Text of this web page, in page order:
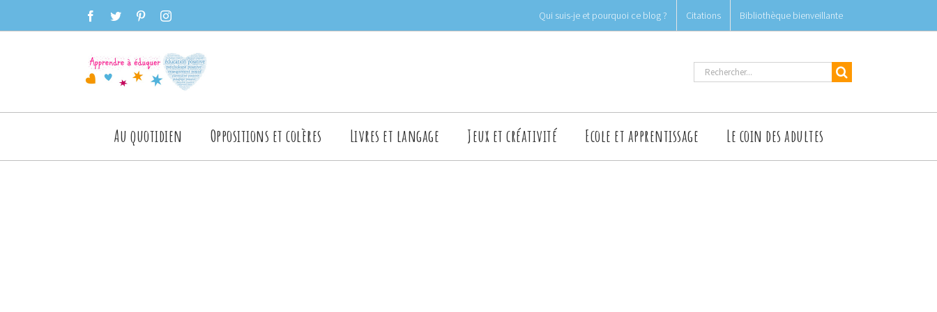
to
facebooktwitter pinterestinstagram Qui suis-je et pourquoi ce blog ? Citations Bibliothèque bienveillante
Rechercher
Rechercher
Au quotidien Oppositions et colères Livres et langage Jeux et créativité Ecole et apprentissage Le coin des adultes